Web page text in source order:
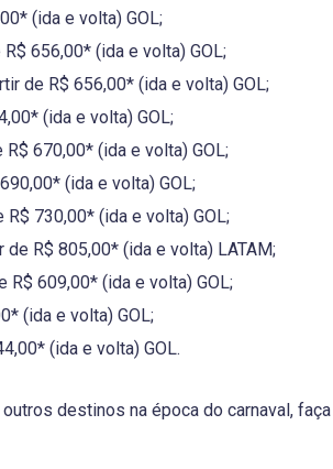
(ida e volta) GOL;
656,00* (ida e volta) GOL;
de R$ 656,00* (ida e volta) GOL;
(ida e volta) GOL;
670,00* (ida e volta) GOL;
(ida e volta) GOL;
730,00* (ida e volta) GOL;
R$ 805,00* (ida e volta) LATAM;
609,00* (ida e volta) GOL;
(ida e volta) GOL;
(ida e volta) GOL.
destinos na época do carnaval,